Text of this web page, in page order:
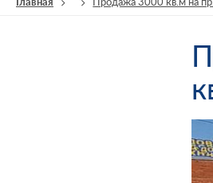
Главная Продажа 3000 кв.м на